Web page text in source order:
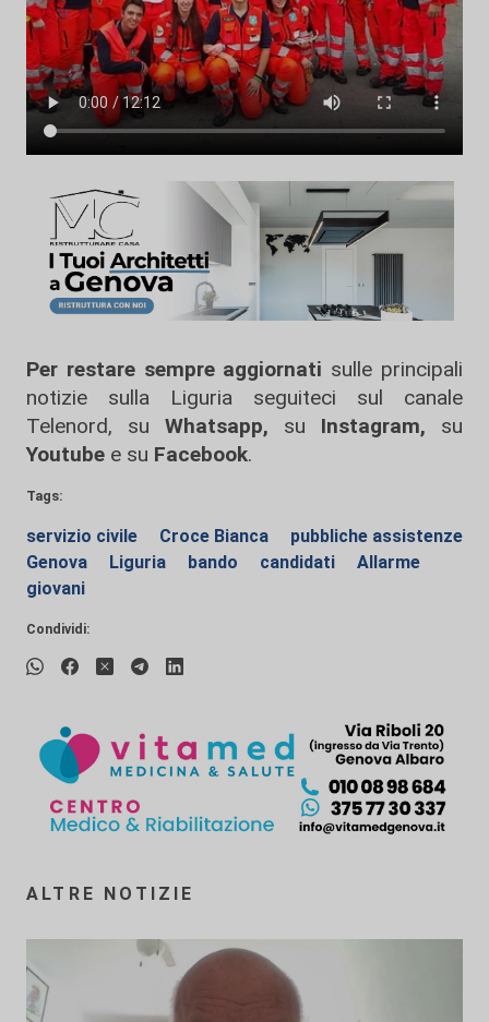
Per restare sempre aggiornati sulle principali
notizie sulla Liguria seguiteci sul canale
Telenord, su
Whatsapp, su Instagram, su
Youtube e su Facebook.
Tags:
servizio civile Croce Bianca
pubbliche assistenze
Genova
Liguria bando candidati
Allarme
giovani
Condividi:
ALTRE NOTIZIE